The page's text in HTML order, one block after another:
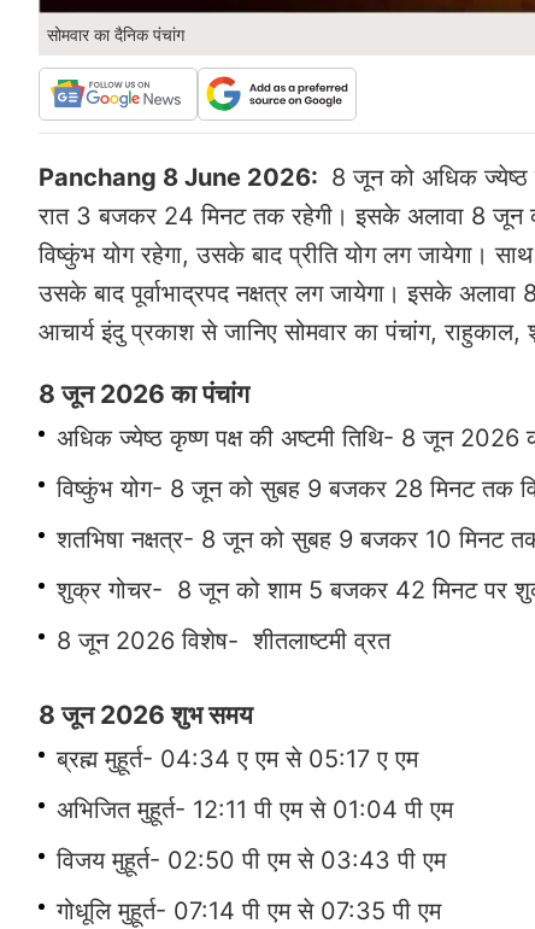
सोमवार का दैनिक पंचांग
Panchang 8 June 2026: 8 जून को अधिक ज्येष्ठ
रात 3 बजकर 24 मिनट तक रहेगी। इसके अलावा 8 जून
विष्कुंभ योग रहेगा, उसके बाद प्रीति योग लग जायेगा।
उसके बाद पूर्वाभाद्रपद नक्षत्र लग जायेगा। इसके
आचार्य इंदु प्रकाश से जानिए सोमवार का पंचांग,
8 जून 2026 का पंचांग
अधिक ज्येष्ठ कृष्ण पक्ष की अष्टमी तिथि- 8 जून
विष्कुंभ योग- 8 जून को सुबह 9 बजकर 28 मिनट तक
शतभिषा नक्षत्र- 8 जून को सुबह 9 बजकर 10 मिनट
शुक्र गोचर- 8 जून को शाम 5 बजकर 42 मिनट पर
8 जून 2026 विशेष- शीतलाष्टमी व्रत
8 जून 2026 शुभ समय
ब्रह्म मुहूर्त- 04:34 ए एम से 05:17 ए एम
अभिजित मुहूर्त- 12:11 पी एम से 01:04 पी एम
विजय मुहूर्त- 02:50 पी एम से 03:43 पी एम
गोधूलि मुहूर्त- 07:14 पी एम से 07:35 पी एम